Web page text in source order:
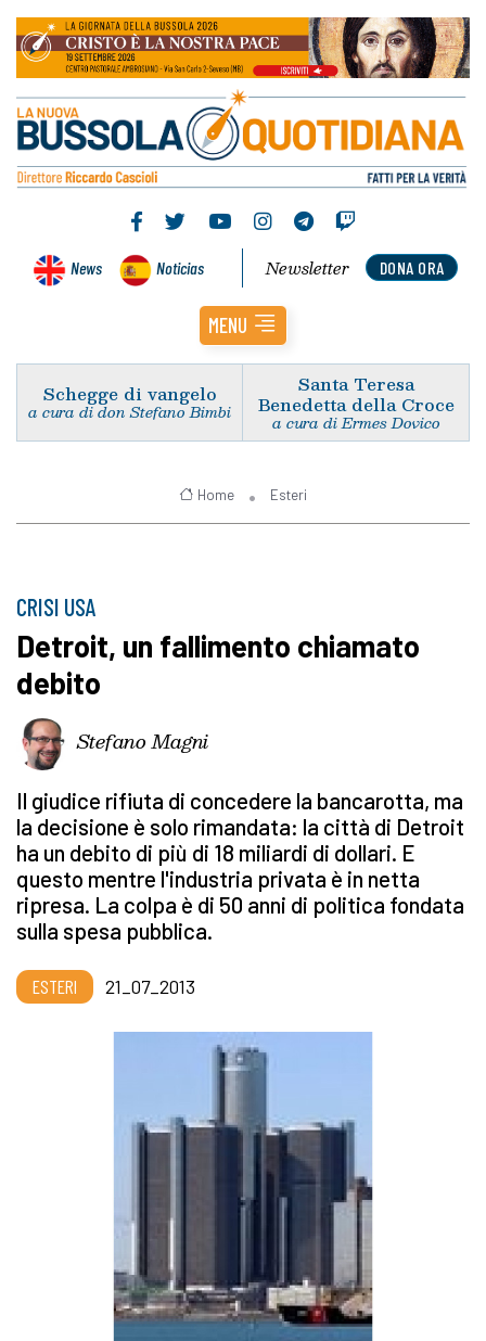
News Noticias DONA ORA
Newsletter
MENU
Schegge di vangelo
a cura di don Stefano Bimbi
Santa Teresa
Benedetta della Croce
a cura di Ermes Dovico
Home Esteri
CRISI USA
Detroit, un fallimento chiamato
debito
Stefano Magni
Il giudice rifiuta di concedere la bancarotta, ma
la decisione è solo rimandata: la città di Detroit
ha un debito di più di 18 miliardi di dollari. E
questo mentre l'industria privata è in netta
ripresa. La colpa è di 50 anni di politica fondata
sulla spesa pubblica.
ESTERI 21_07_2013